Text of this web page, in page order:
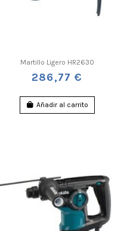
Martillo Ligero HR2630
286,77 €
Añadir al carrito